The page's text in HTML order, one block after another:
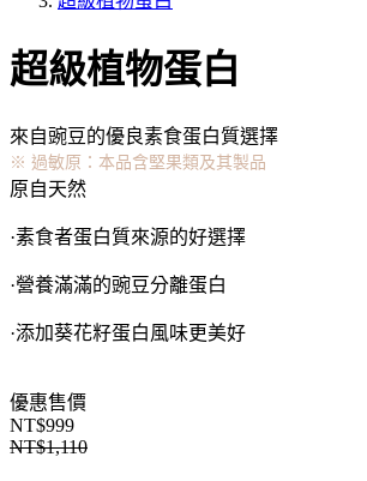
超級植物蛋白
來自豌豆的優良素食蛋白質選擇
※ 過敏原：本品含堅果類及其製品
原自天然
·素食者蛋白質來源的好選擇
·營養滿滿的豌豆分離蛋白
·添加葵花籽蛋白風味更美好
優惠售價
NT$999
NT$1,110